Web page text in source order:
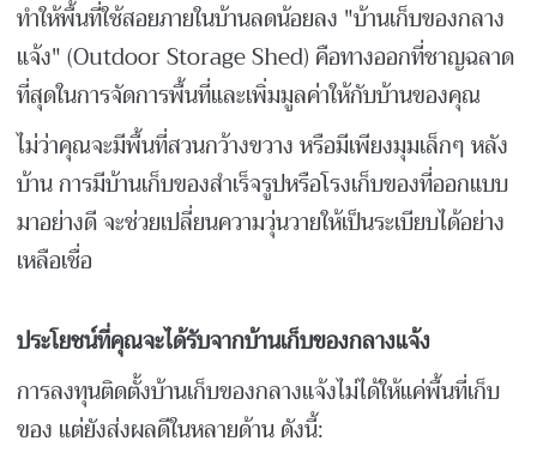
ทำให้พื้นที่ใช้สอยภายในบ้านลดน้อยลง "บ้านเก็บของกลาง
แจ้ง" (Outdoor Storage Shed) คือทางออกที่ชาญฉลาด
ที่สุดในการจัดการพื้นที่และเพิ่มมูลค่าให้กับบ้านของคุณ
ไม่ว่าคุณจะมีพื้นที่สวนกว้างขวาง หรือมีเพียงมุมเล็กๆ หลัง
บ้าน การมีบ้านเก็บของสำเร็จรูปหรือโรงเก็บของที่ออกแบบ
มาอย่างดี จะช่วยเปลี่ยนความวุ่นวายให้เป็นระเบียบได้อย่าง
เหลือเชื่อ
ประโยชน์ที่คุณจะได้รับจากบ้านเก็บของกลางแจ้ง
การลงทุนติดตั้งบ้านเก็บของกลางแจ้งไม่ได้ให้แค่พื้นที่เก็บ
ของ แต่ยังส่งผลดีในหลายด้าน ดังนี้: